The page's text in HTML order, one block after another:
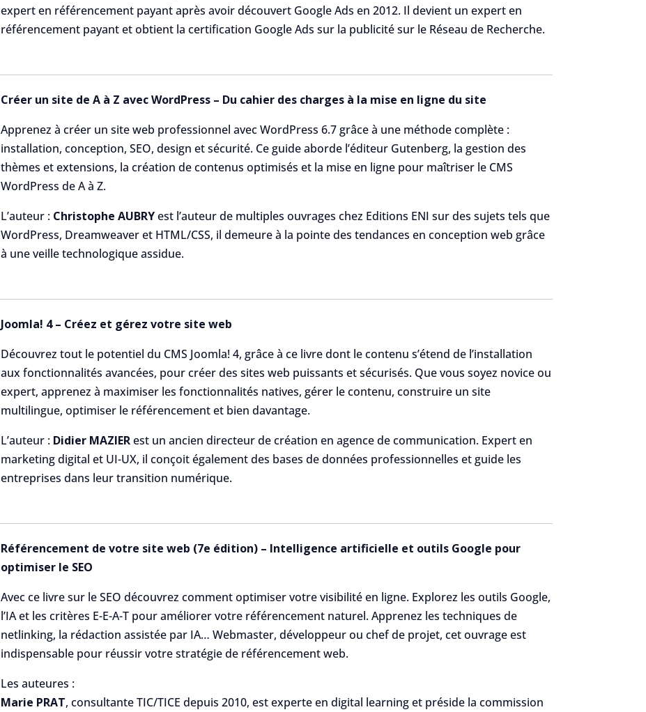
expert en référencement payant après avoir découvert Google Ads en 2012. Il devient un expert en
référencement payant et obtient la certification Google Ads sur la publicité sur le Réseau de Recherche.
Créer un site de A à Z avec WordPress – Du cahier des charges à la mise en ligne du site
Apprenez à créer un site web professionnel avec WordPress 6.7 grâce à une méthode complète :
installation, conception, SEO, design et sécurité. Ce guide aborde l’éditeur Gutenberg, la gestion des
thèmes et extensions, la création de contenus optimisés et la mise en ligne pour maîtriser le CMS
WordPress de A à Z.
L’auteur : Christophe AUBRYest l’auteur de multiples ouvrages chez Editions ENI sur des sujets tels que
WordPress, Dreamweaver et HTML/CSS, il demeure à la pointe des tendances en conception web grâce
à une veille technologique assidue.
Joomla! 4 – Créez et gérez votre site web
Découvrez tout le potentiel du CMS Joomla! 4, grâce à ce livre dont le contenu s’étend de l’installation
aux fonctionnalités avancées, pour créer des sites web puissants et sécurisés. Que vous soyez novice ou
expert, apprenez à maximiser les fonctionnalités natives, gérer le contenu, construire un site
multilingue, optimiser le référencement et bien davantage.
L’auteur : Didier MAZIERest un ancien directeur de création en agence de communication. Expert en
marketing digital et UI-UX, il conçoit également des bases de données professionnelles et guide les
entreprises dans leur transition numérique.
Référencement de votre site web (7e édition) – Intelligence artificielle et outils Google pour
optimiser le SEO
Avec ce livre sur le SEO découvrez comment optimiser votre visibilité en ligne. Explorez les outils Google,
l’IA et les critères E-E-A-T pour améliorer votre référencement naturel. Apprenez les techniques de
netlinking, la rédaction assistée par IA… Webmaster, développeur ou chef de projet, cet ouvrage est
indispensable pour réussir votre stratégie de référencement web.
Les auteures :
Marie PRAT, consultante TIC/TICE depuis 2010, est experte en digital learning et préside la commission